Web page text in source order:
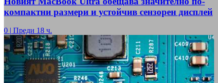
компактни размери и устойчив сензорен дисплей
0 | Преди 18 ч.